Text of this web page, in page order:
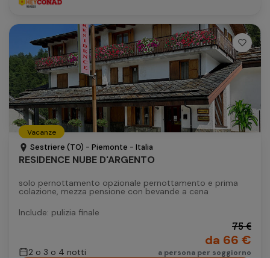
Vacanze
Sestriere (TO) - Piemonte - Italia
RESIDENCE NUBE D'ARGENTO
solo pernottamento opzionale pernottamento e prima
colazione, mezza pensione con bevande a cena
Include: pulizia finale
2 o 3 o 4 notti
75 €
da 66 €
a persona per soggiorno